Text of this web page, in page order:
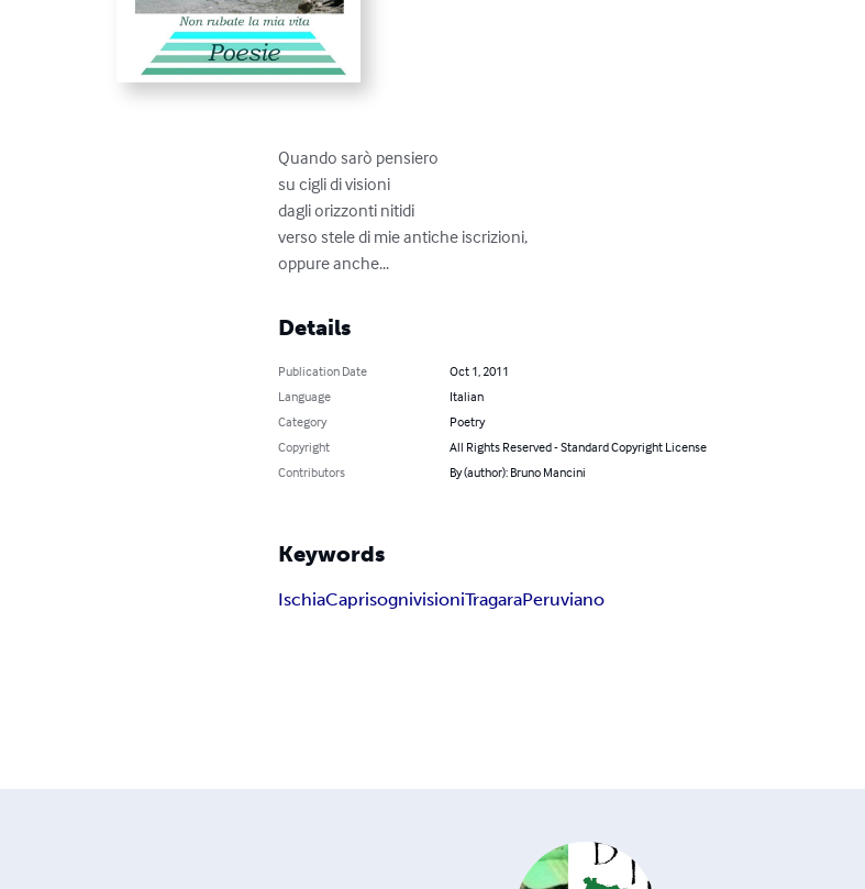
Quando sarò pensiero
su cigli di visioni
dagli orizzonti nitidi
verso stele di mie antiche iscrizioni,
oppure anche...
Details
Publication Date
Oct 1, 2011
Language
Italian
Category
Poetry
Copyright
All Rights Reserved - Standard Copyright License
Contributors
By (author): Bruno Mancini
Keywords
IschiaCaprisognivisioniTragaraPeruviano